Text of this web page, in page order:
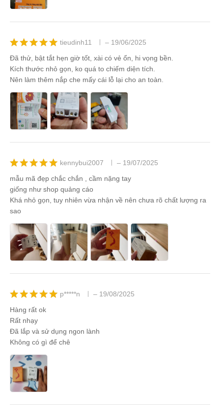
Được xếp
hạng55
sao
tieudinh11 – 19/06/2025
Đã thử, bật tắt hẹn giờ tốt, xài có vẻ ổn, hi vọng bền.
Kích thước nhỏ gọn, ko quá to chiếm diện tích.
Nên làm thêm nắp che mấy cái lỗ lại cho an toàn.
Được xếp
hạng55
sao
kennybui2007 – 19/07/2025
mẫu mã đẹp chắc chắn , cầm nặng tay
giống như shop quảng cáo
Khá nhỏ gọn, tuy nhiên vừa nhận về nên chưa rõ chất lượng ra
sao
Được xếp
hạng5
sao
p*****n – 19/08/2025
Hàng rất ok
Rất nhạy
Đã lắp và sử dụng ngon lành
Không có gì để chê